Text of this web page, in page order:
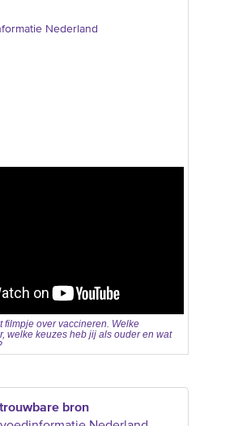
Nederland
filmpje over vaccineren. Welke
welke keuzes heb jij als ouder en wat
bron